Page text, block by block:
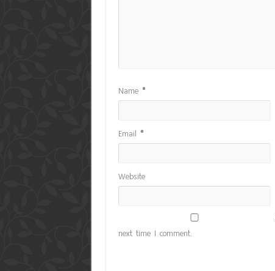
Name *
Email *
Website
next time I comment.